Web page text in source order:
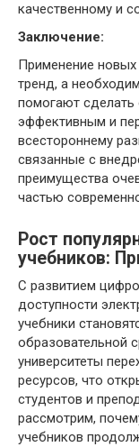
качественному и
Заключение:
Применение
тренд, а
помогают сделать
эффективным и
всестороннему
связанные с
преимущества
частью
Рост
учебников:
С развитием
доступности
учебники
образовательной
университеты
ресурсов, что
студентов и
рассмотрим,
учебников